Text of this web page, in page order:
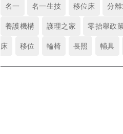
名一 名一生技 移位床 分
養護機構
護理之家 零抬舉政
床
移位 輪椅 長照 輔具